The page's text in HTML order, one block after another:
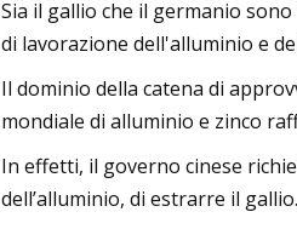
Sia il gallio che il germanio
di lavorazione dell'alluminio e
Il dominio della catena di
mondiale di alluminio e zinco
In effetti, il governo cinese
dell’alluminio, di estrarre il gallio.